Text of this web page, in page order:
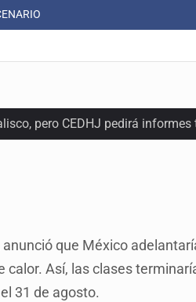
pero CEDHJ pedirá informes
exigir 'cobro de piso'
Alto
que México
Así, las clases
31 de agosto.